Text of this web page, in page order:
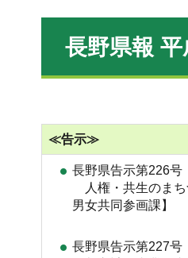
長野県報
≪告示≫
長野県告示第226号
人権・共生のまち
男女共同参画課】
長野県告示第227号